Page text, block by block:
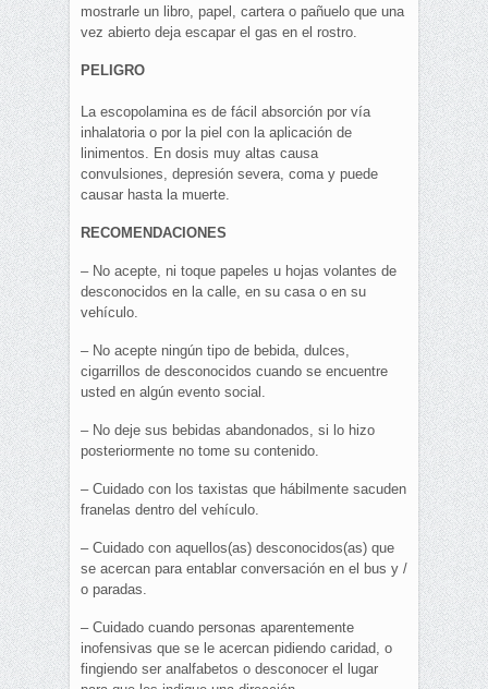
mostrarle un libro, papel, cartera o pañuelo que una
vez abierto deja escapar el gas en el rostro.
PELIGRO
La escopolamina es de fácil absorción por vía
inhalatoria o por la piel con la aplicación de
linimentos. En dosis muy altas causa
convulsiones, depresión severa, coma y puede
causar hasta la muerte.
RECOMENDACIONES
– No acepte, ni toque papeles u hojas volantes de
desconocidos en la calle, en su casa o en su
vehículo.
– No acepte ningún tipo de bebida, dulces,
cigarrillos de desconocidos cuando se encuentre
usted en algún evento social.
– No deje sus bebidas abandonados, si lo hizo
posteriormente no tome su contenido.
– Cuidado con los taxistas que hábilmente sacuden
franelas dentro del vehículo.
– Cuidado con aquellos(as) desconocidos(as) que
se acercan para entablar conversación en el bus y /
o paradas.
– Cuidado cuando personas aparentemente
inofensivas que se le acercan pidiendo caridad, o
fingiendo ser analfabetos o desconocer el lugar